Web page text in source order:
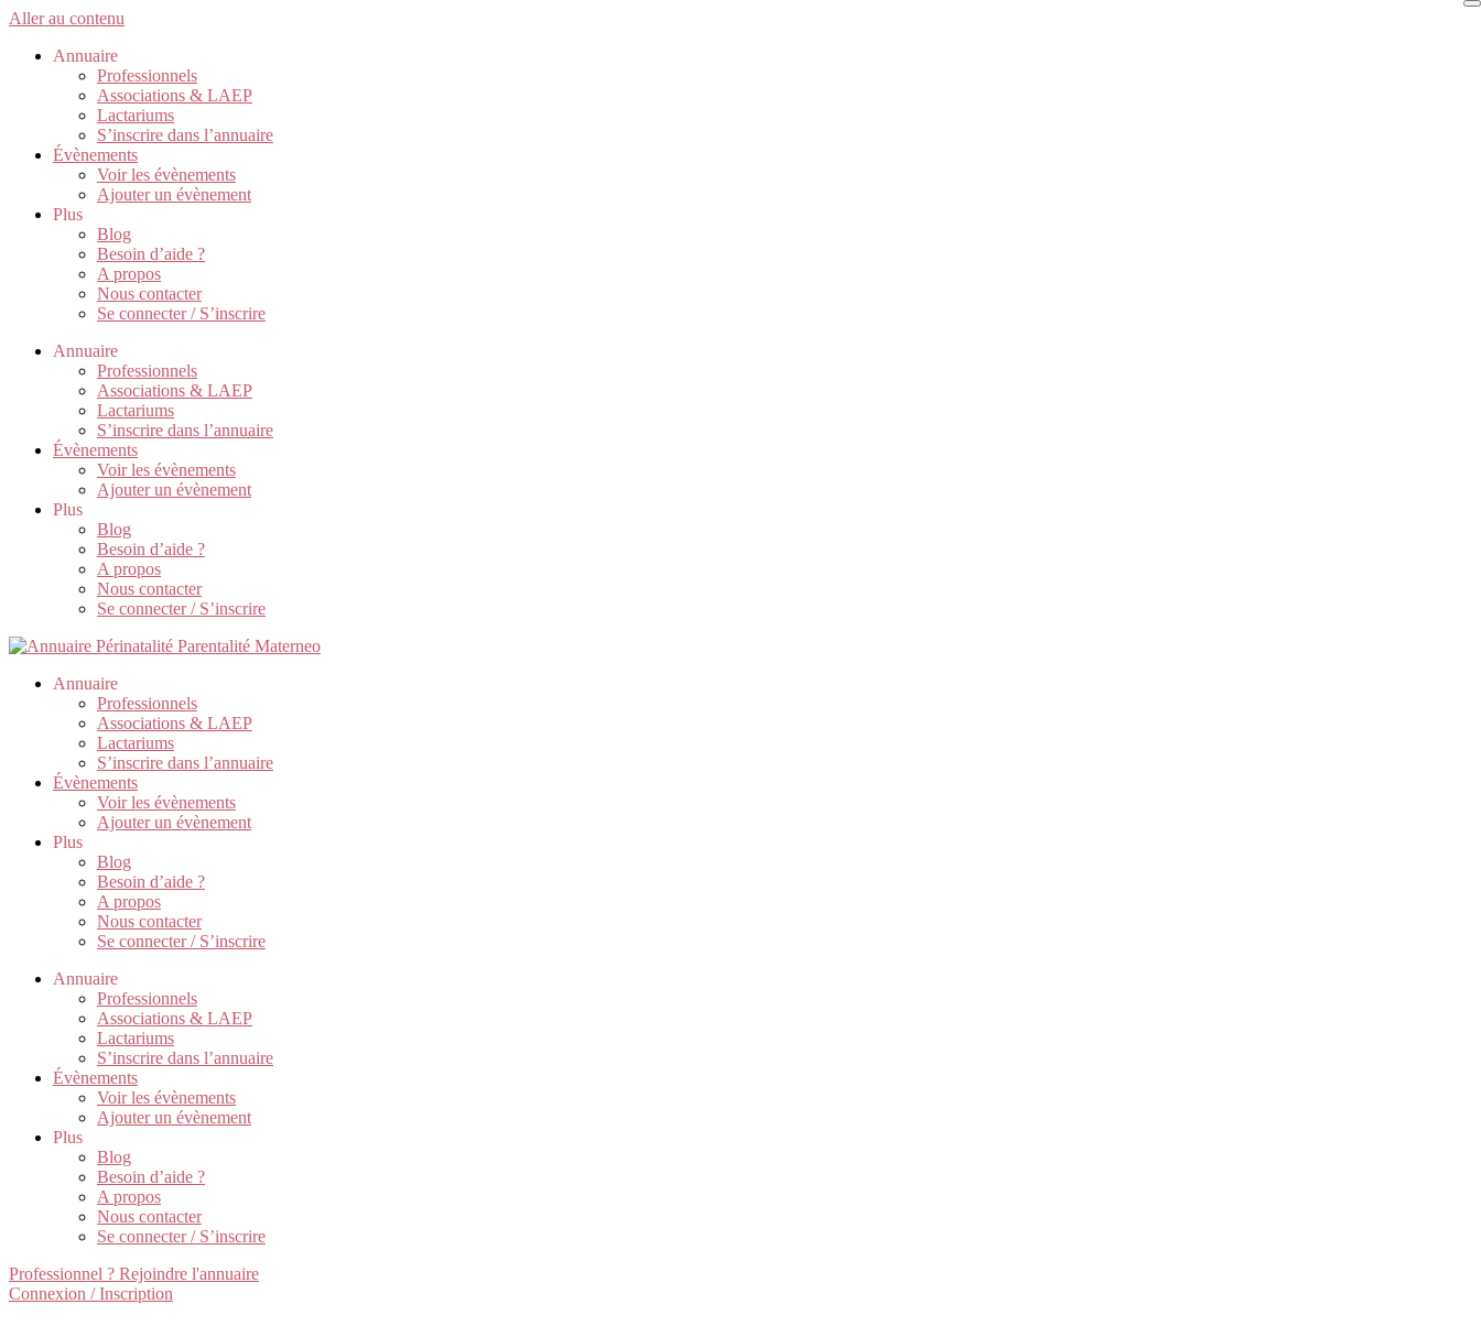
Aller au contenu
Annuaire
Professionnels
Associations & LAEP
Lactariums
S’inscrire dans l’annuaire
Évènements
Voir les évènements
Ajouter un évènement
Plus
Blog
Besoin d’aide ?
A propos
Nous contacter
Se connecter / S’inscrire
Annuaire
Professionnels
Associations & LAEP
Lactariums
S’inscrire dans l’annuaire
Évènements
Voir les évènements
Ajouter un évènement
Plus
Blog
Besoin d’aide ?
A propos
Nous contacter
Se connecter / S’inscrire
Annuaire
Professionnels
Associations & LAEP
Lactariums
S’inscrire dans l’annuaire
Évènements
Voir les évènements
Ajouter un évènement
Plus
Blog
Besoin d’aide ?
A propos
Nous contacter
Se connecter / S’inscrire
Annuaire
Professionnels
Associations & LAEP
Lactariums
S’inscrire dans l’annuaire
Évènements
Voir les évènements
Ajouter un évènement
Plus
Blog
Besoin d’aide ?
A propos
Nous contacter
Se connecter / S’inscrire
Professionnel ? Rejoindre l'annuaire
Connexion / Inscription